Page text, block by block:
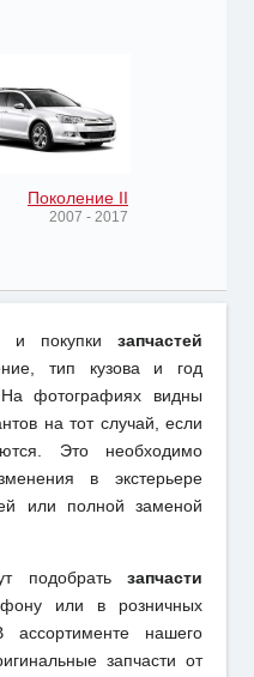
Поколение II
2007 - 2017
и покупки запчастей
тип кузова и год
фотографиях видны
на тот случай, если
Это необходимо
в экстерьере
или полной заменой
подобрать запчасти
или в розничных
нашего
запчасти от